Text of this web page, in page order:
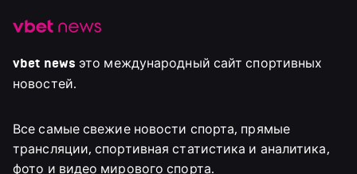
vbet news это международный сайт спортивных
новостей.
Все самые свежие новости спорта, прямые
трансляции, спортивная статистика и аналитика,
фото и видео мирового спорта.